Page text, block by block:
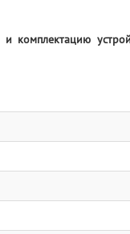
комплектацию